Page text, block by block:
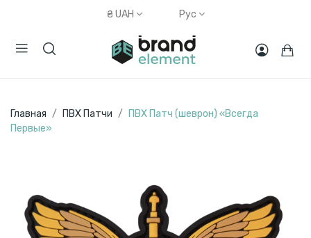
₴ UAH Рус
Главная ПВХ Патчи
ПВХ Патч (шеврон) «Всегда
Первые»